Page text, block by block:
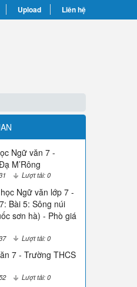
Upload Liên hệ
Ngữ văn 7 -
M’Rông
Lượt tải: 0
Ngữ văn lớp 7 -
Bài 5: Sông núi
sơn hà) - Phò giá
Lượt tải: 0
7 - Trường THCS
Lượt tải: 0